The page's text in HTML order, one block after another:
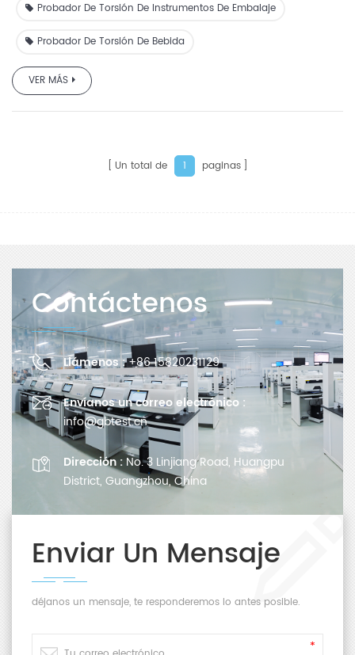
Probador De Torsión De Instrumentos De Embalaje
Probador De Torsión De Bebida
VER MÁS
Un total de 1 paginas
Contáctenos
Llámenos :+86 15820231129
Envíanos un correo electrónico :
info@gbtest.cn
Dirección : No. 3 Linjiang Road, Huangpu
District, Guangzhou, China
Enviar Un Mensaje
déjanos un mensaje, te responderemos lo antes posible.